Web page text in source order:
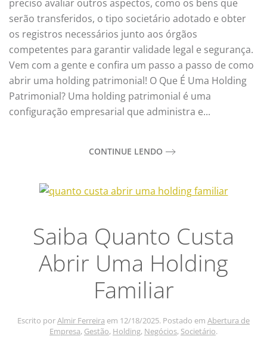
preciso avaliar outros aspectos, como os bens que
serão transferidos, o tipo societário adotado e obter
os registros necessários junto aos órgãos
competentes para garantir validade legal e segurança.
Vem com a gente e confira um passo a passo de como
abrir uma holding patrimonial! O Que É Uma Holding
Patrimonial? Uma holding patrimonial é uma
configuração empresarial que administra e...
CONTINUE LENDO
Saiba Quanto Custa
Abrir Uma Holding
Familiar
Escrito porAlmir Ferreira em 12/18/2025. Postado em Abertura de
Empresa, Gestão, Holding, Negócios, Societário.